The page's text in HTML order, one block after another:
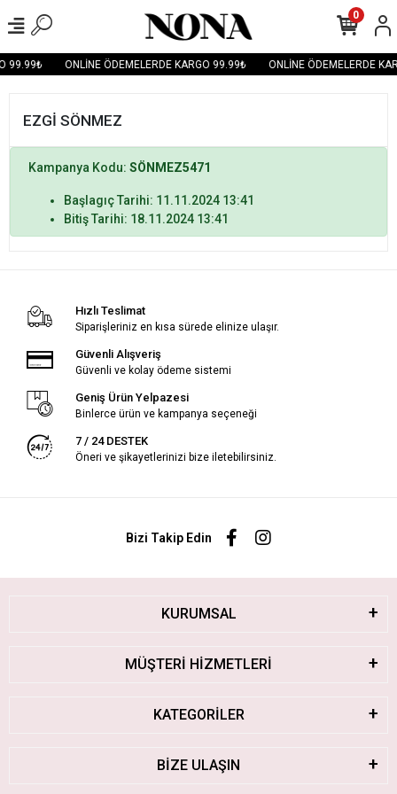
99.99₺ ONLİNE ÖDEMELERDE KARGO 99.99₺ ONLİNE ÖDEMELERDE
0
EZGİ SÖNMEZ
Kampanya Kodu: SÖNMEZ5471
Başlagıç Tarihi: 11.11.2024 13:41
Bitiş Tarihi: 18.11.2024 13:41
Hızlı Teslimat
Siparişleriniz en kısa sürede elinize ulaşır.
Güvenli Alışveriş
Güvenli ve kolay ödeme sistemi
Geniş Ürün Yelpazesi
Binlerce ürün ve kampanya seçeneği
7 / 24 DESTEK
Öneri ve şikayetlerinizi bize iletebilirsiniz.
Bizi Takip Edin
KURUMSAL
MÜŞTERİ HİZMETLERİ
KATEGORİLER
BİZE ULAŞIN